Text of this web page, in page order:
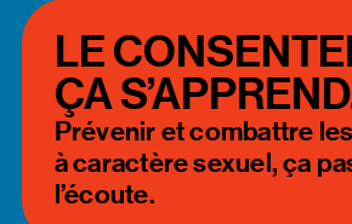
LE
ÇA
Prévenir et combattre
à caractère sexuel, ça
l’écoute.